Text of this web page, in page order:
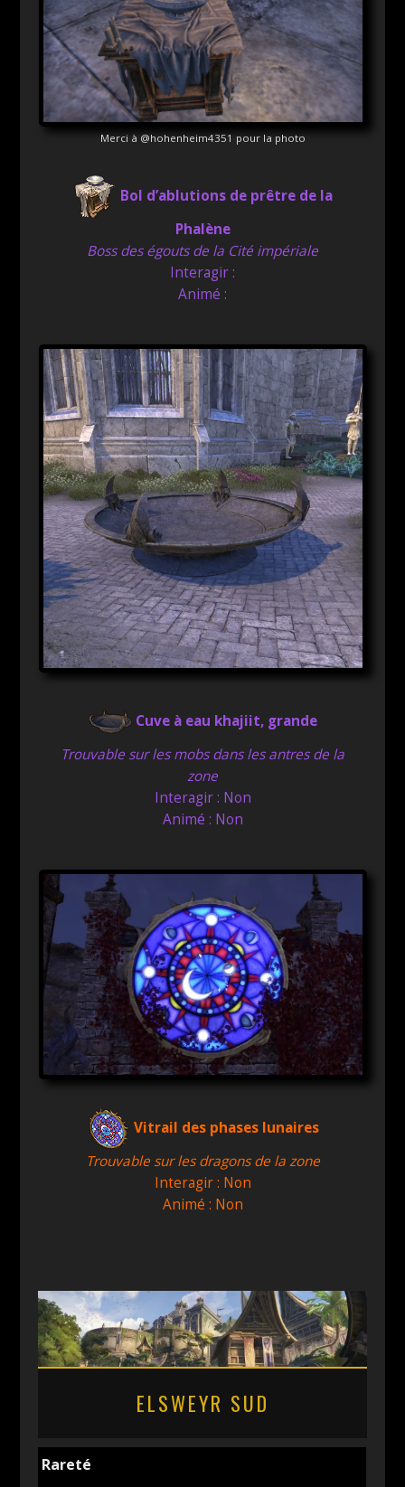
Merci à @hohenheim4351 pour la photo
Bol d’ablutions de prêtre de la
Phalène
Boss des égouts de la Cité impériale
Interagir :
Animé :
Cuve à eau khajiit, grande
Trouvable sur les mobs dans les antres de la
zone
Interagir : Non
Animé : Non
Vitrail des phases lunaires
Trouvable sur les dragons de la zone
Interagir : Non
Animé : Non
ELSWEYR SUD
Rareté